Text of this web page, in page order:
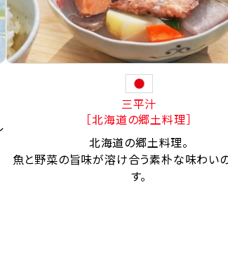
三平汁
［北海道の郷土料理］
北海道の郷土料理。
魚と野菜の旨味が溶け合う素朴な味わい
す。